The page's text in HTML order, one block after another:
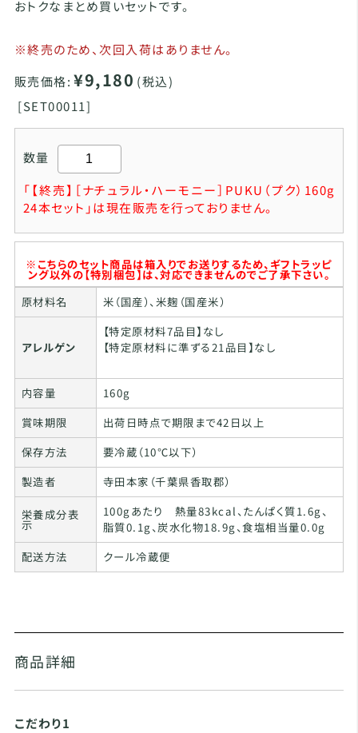
おトクなまとめ買いセットです。
※終売のため、次回入荷はありません。
販売価格: ¥9,180 (税込)
[SET00011]
数量
「【終売】［ナチュラル・ハーモニー］PUKU（プク）160g
24本セット」は現在販売を行っておりません。
※こちらのセット商品は箱入りでお送りするため、ギフトラッピ
ング以外の【特別梱包】は、対応できませんのでご了承下さい。
原材料名
米（国産）、米麹（国産米）
アレルゲン
【特定原材料7品目】なし
【特定原材料に準ずる21品目】なし
内容量
160g
賞味期限
出荷日時点で期限まで42日以上
保存方法
要冷蔵（10℃以下）
製造者
寺田本家（千葉県香取郡）
栄養成分表
示
100gあたり 熱量83kcal、たんぱく質1.6g、
脂質0.1g、炭水化物18.9g、食塩相当量0.0g
配送方法
クール冷蔵便
商品詳細
こだわり1